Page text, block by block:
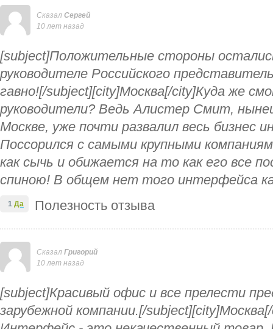
Сказал Сергей
10 лет назад
[subject]Положительные стороны
руководителе Российского
гавно![/subject][city]Москва[/city]Куда же
руководители? Ведь Алистер Смит,
Москве, уже почти развалил весь бизнес
Поссорился с самыми крупными
как сычь и обижается на то как его все
спиною! В общем нет того интерфейса
Полезность отзыва
1 Да
Сказал Григорий
10 лет назад
[subject]Красивый офис и все прелести
зарубежной компании.[/